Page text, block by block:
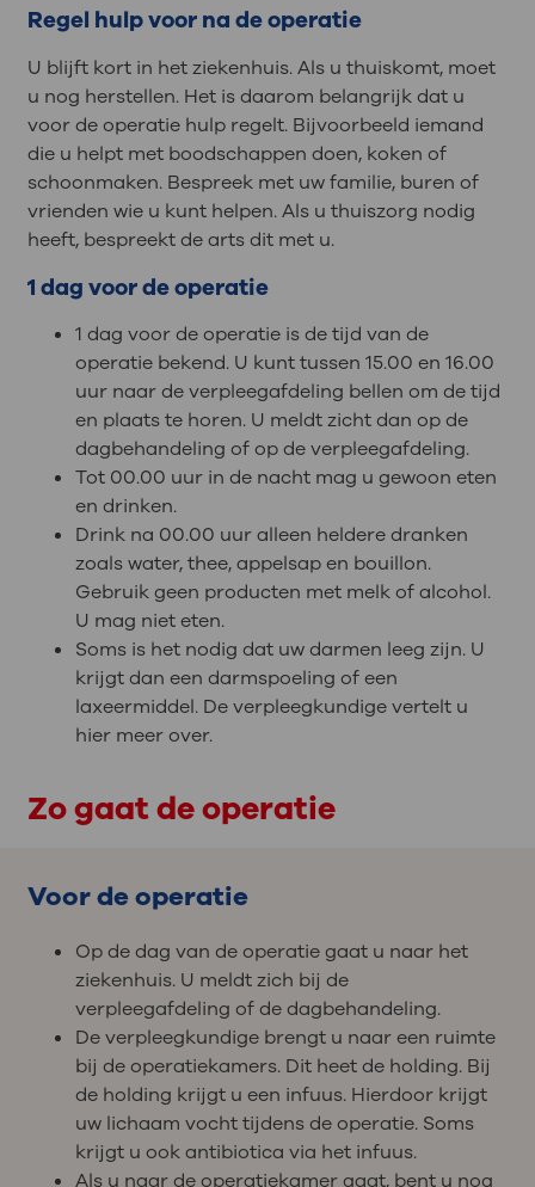
Regel hulp voor na de operatie
U blijft kort in het ziekenhuis. Als u thuiskomt, moet
u nog herstellen. Het is daarom belangrijk dat u
voor de operatie hulp regelt. Bijvoorbeeld iemand
die u helpt met boodschappen doen, koken of
schoonmaken. Bespreek met uw familie, buren of
vrienden wie u kunt helpen. Als u thuiszorg nodig
heeft, bespreekt de arts dit met u.
1 dag voor de operatie
1 dag voor de operatie is de tijd van de
operatie bekend. U kunt tussen 15.00 en 16.00
uur naar de verpleegafdeling bellen om de tijd
en plaats te horen. U meldt zicht dan op de
dagbehandeling of op de verpleegafdeling.
Tot 00.00 uur in de nacht mag u gewoon eten
en drinken.
Drink na 00.00 uur alleen heldere dranken
zoals water, thee, appelsap en bouillon.
Gebruik geen producten met melk of alcohol.
U mag niet eten.
Soms is het nodig dat uw darmen leeg zijn. U
krijgt dan een darmspoeling of een
laxeermiddel. De verpleegkundige vertelt u
hier meer over.
Zo gaat de operatie
Voor de operatie
Op de dag van de operatie gaat u naar het
ziekenhuis. U meldt zich bij de
verpleegafdeling of de dagbehandeling.
De verpleegkundige brengt u naar een ruimte
bij de operatiekamers. Dit heet de holding. Bij
de holding krijgt u een infuus. Hierdoor krijgt
uw lichaam vocht tijdens de operatie. Soms
krijgt u ook antibiotica via het infuus.
Als u naar de operatiekamer gaat, bent u nog